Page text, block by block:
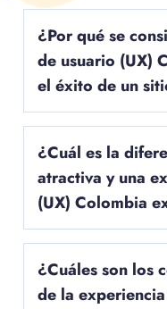
¿Por qué se
de usuario (UX)
el éxito de un
sitio web porque, en
sienten y reaccionan
En un entorno digital
usuarios tienen una
disponibles, es
usuarios se sientan
a regresar y a
¿Cuál es la
atractiva y una
(UX) Colombia
una experiencia de
bien una interfaz
¿Cuáles son los
de la